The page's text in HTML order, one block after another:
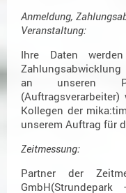
Anmeldung,
Veranstaltung:
Ihre Daten
an unseren
Kollegen der
unserem Auftrag für
Zeitmessung:
Partner der